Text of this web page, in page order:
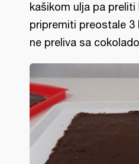
kašikom ulja pa preliti
pripremiti preostale 3
ne preliva sa